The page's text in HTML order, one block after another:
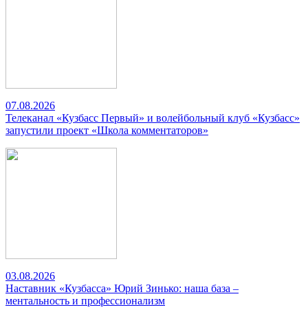
07.08.2026
Телеканал «Кузбасс Первый» и волейбольный клуб «Кузбасс»
запустили проект «Школа комментаторов»
03.08.2026
Наставник «Кузбасса» Юрий Зинько: наша база –
ментальность и профессионализм